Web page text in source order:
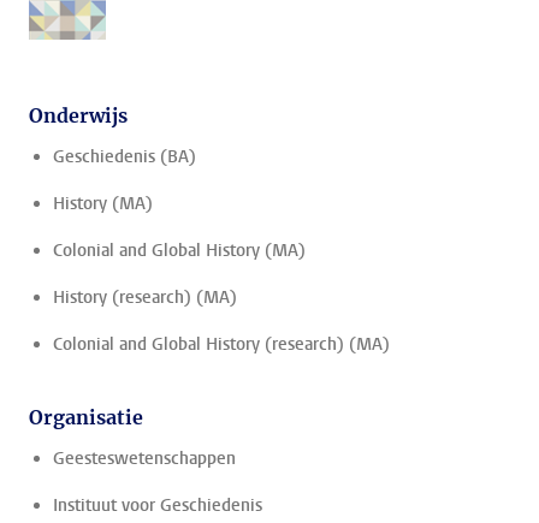
Onderwijs
Geschiedenis (BA)
History (MA)
Colonial and Global History (MA)
History (research) (MA)
Colonial and Global History (research) (MA)
Organisatie
Geesteswetenschappen
Instituut voor Geschiedenis